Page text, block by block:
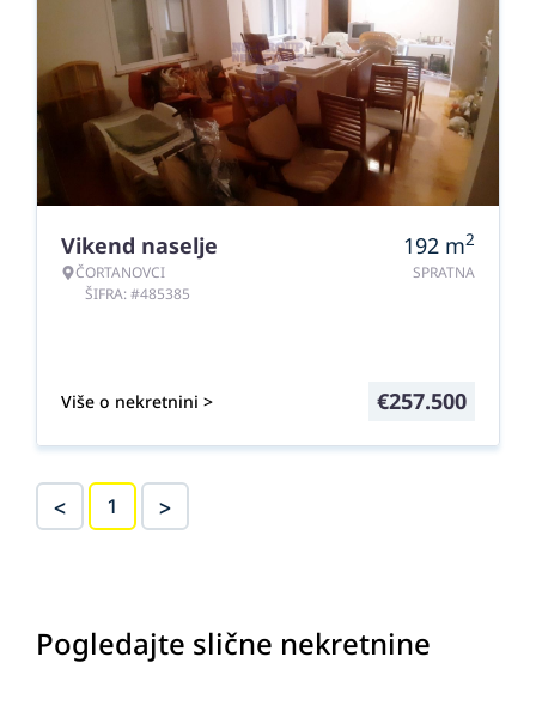
Vikend naselje
ČORTANOVCI
ŠIFRA: #485385
192 m2
SPRATNA
Više o nekretnini > €257.500
< 1 >
Pogledajte slične nekretnine